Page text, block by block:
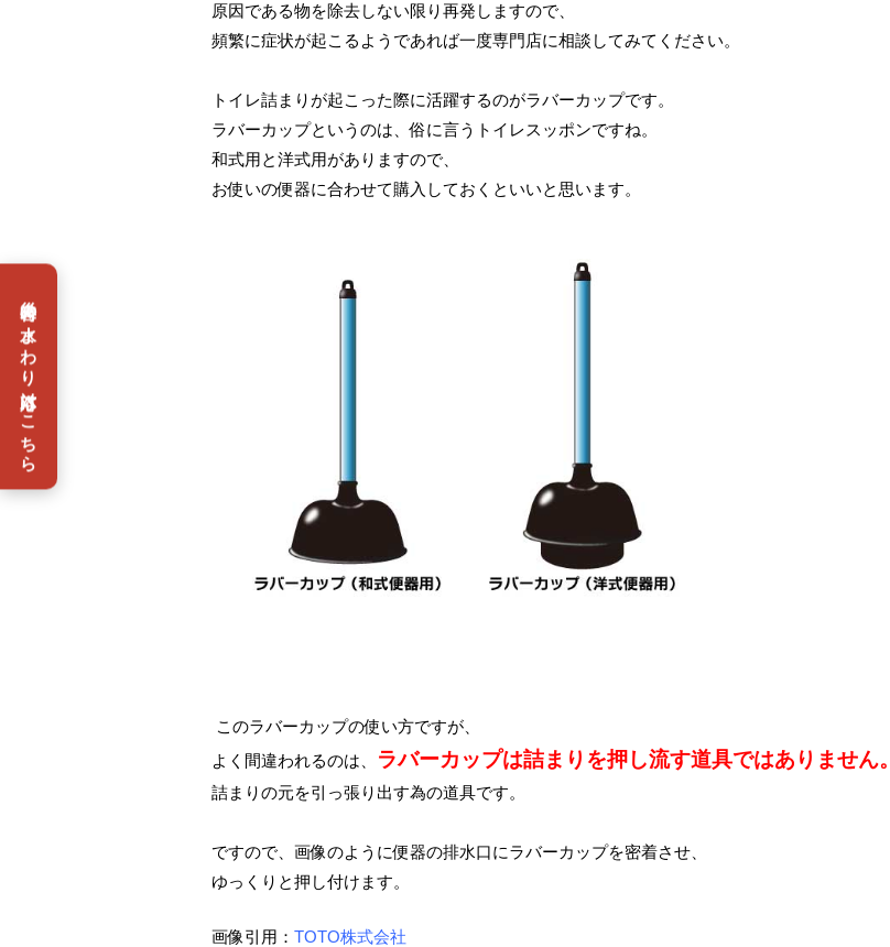
原因である物を除去しない限り再発しますので、
頻繁に症状が起こるようであれば一度専門店に相談してみてください。
トイレ詰まりが起こった際に活躍するのがラバーカップです。
ラバーカップというのは、俗に言うトイレスッポンですね。
和式用と洋式用がありますので、
お使いの便器に合わせて購入しておくといいと思います。
このラバーカップの使い方ですが、
よく間違われるのは、
ラバーカップは詰まりを押し流す道具ではありません。
詰まりの元を引っ張り出す為の道具です。
ですので、画像のように便器の排水口にラバーカップを密着させ、
ゆっくりと押し付けます。
画像引用： TOTO株式会社
災害時の水まわり対応はこちら